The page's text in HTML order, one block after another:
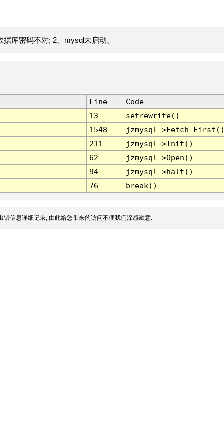
库密码不对; 2、mysql未启动。
Line
Code
13
setrewrite()
1548
jzmysql-
211
jzmysql->Init()
62
jzmysql->Open()
94
jzmysql->halt()
76
break()
错信息详细记录, 由此给您带来的访问不便我们深感歉意.